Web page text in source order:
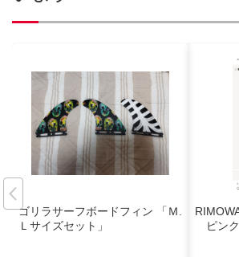
ゴリラサーフボードフィン 「Ｍ.
Ｌサイズセット」
ピン